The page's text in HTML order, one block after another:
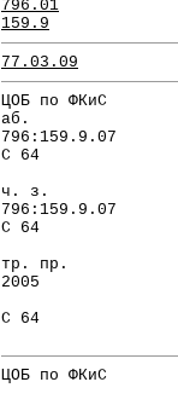
796.01
159.9
77.03.09
ЦОБ по ФКиС
аб.
796:159.9.07
С 64
ч. з.
796:159.9.07
С 64
тр. пр.
2005
С 64
ЦОБ по ФКиС